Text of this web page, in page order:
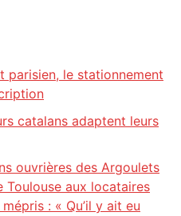
parisien, le stationnement
catalans adaptent leurs
ouvrières des Argoulets
Toulouse aux locataires
: « Qu’il y ait eu